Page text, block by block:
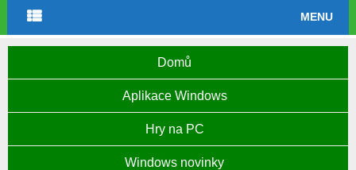
MENU
Domů
Aplikace Windows
Hry na PC
Windows novinky